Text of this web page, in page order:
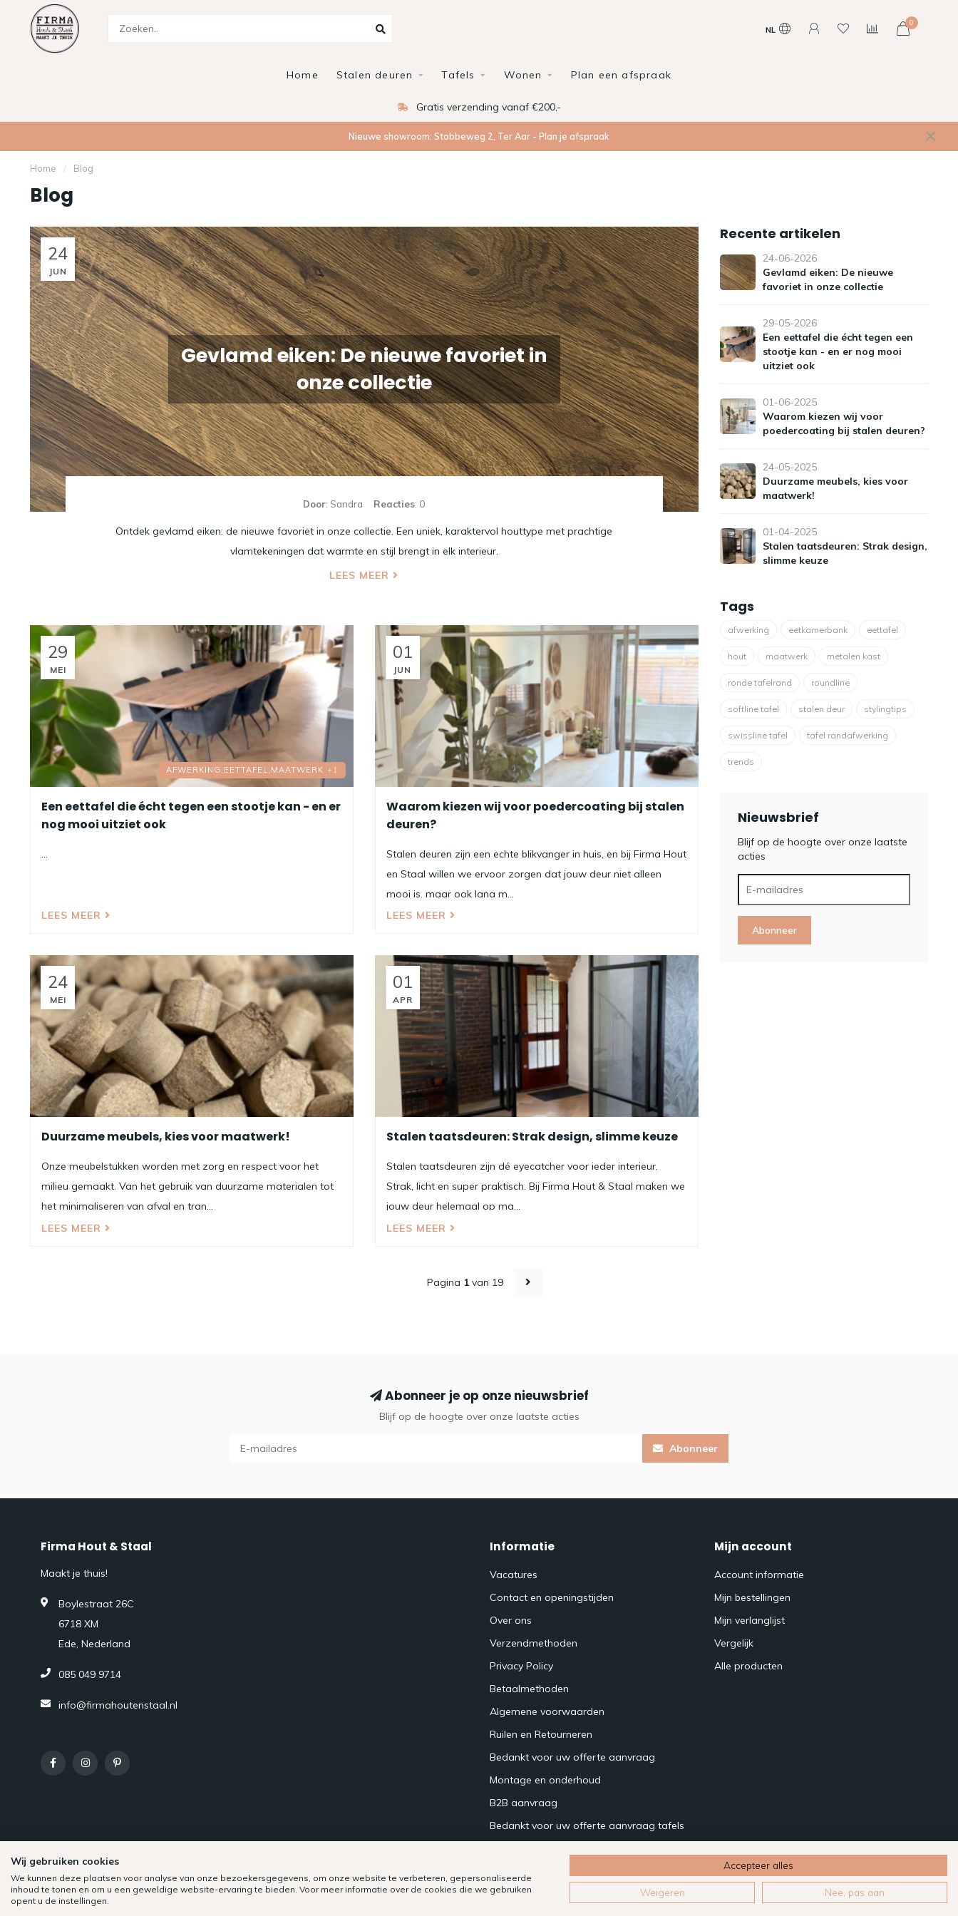
NL
0
Home Stalen deuren Tafels Wonen Plan een afspraak
Gratis verzending vanaf €200,-
Nieuwe showroom: Stobbeweg 2, Ter Aar - Plan je afspraak
Home / Blog
Blog
24
JUN
Gevlamd eiken: De nieuwe favoriet in
onze collectie
Door: Sandra Reacties: 0
Ontdek gevlamd eiken: de nieuwe favoriet in onze collectie. Een uniek, karaktervol houttype met prachtige
vlamtekeningen dat warmte en stijl brengt in elk interieur.
LEES MEER
29
MEI
AFWERKING, EETTAFEL, MAATWERK +1
Een eettafel die écht tegen een stootje kan - en er
nog mooi uitziet ook
...
LEES MEER
01
JUN
Waarom kiezen wij voor poedercoating bij stalen
deuren?
Stalen deuren zijn een echte blikvanger in huis, en bij Firma Hout
en Staal willen we ervoor zorgen dat jouw deur niet alleen
mooi is, maar ook lang m...
LEES MEER
24
MEI
Duurzame meubels, kies voor maatwerk!
Onze meubelstukken worden met zorg en respect voor het
milieu gemaakt. Van het gebruik van duurzame materialen tot
het minimaliseren van afval en tran...
LEES MEER
01
APR
Stalen taatsdeuren: Strak design, slimme keuze
Stalen taatsdeuren zijn dé eyecatcher voor ieder interieur.
Strak, licht en super praktisch. Bij Firma Hout & Staal maken we
jouw deur helemaal op ma...
LEES MEER
Recente artikelen
24-06-2026
Gevlamd eiken: De nieuwe
favoriet in onze collectie
29-05-2026
Een eettafel die écht tegen een
stootje kan - en er nog mooi
uitziet ook
01-06-2025
Waarom kiezen wij voor
poedercoating bij stalen deuren?
24-05-2025
Duurzame meubels, kies voor
maatwerk!
01-04-2025
Stalen taatsdeuren: Strak design,
slimme keuze
Tags
afwerking eetkamerbank eettafel
hout maatwerk metalen kast
ronde tafelrand roundline
softline tafel stalen deur stylingtips
swissline tafel tafel randafwerking
trends
Nieuwsbrief
Blijf op de hoogte over onze laatste
acties
Abonneer
Pagina 1van 19
Abonneer je op onze nieuwsbrief
Blijf op de hoogte over onze laatste acties
Abonneer
Firma Hout & Staal
Maakt je thuis!
Boylestraat 26C
6718 XM
Ede, Nederland
085 049 9714
info@firmahoutenstaal.nl
Informatie
Vacatures
Contact en openingstijden
Over ons
Verzendmethoden
Privacy Policy
Betaalmethoden
Algemene voorwaarden
Ruilen en Retourneren
Bedankt voor uw offerte aanvraag
Montage en onderhoud
B2B aanvraag
Bedankt voor uw offerte aanvraag tafels
Mijn account
Account informatie
Mijn bestellingen
Mijn verlanglijst
Vergelijk
Alle producten
Wij gebruiken cookies
We kunnen deze plaatsen voor analyse van onze bezoekersgegevens, om onze website te verbeteren, gepersonaliseerde
inhoud te tonen en om u een geweldige website-ervaring te bieden. Voor meer informatie over de cookies die we gebruiken
opent u de instellingen.
Accepteer alles
Weigeren Nee, pas aan